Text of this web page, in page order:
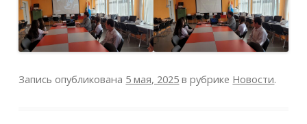
Запись опубликована 5 мая, 2025 в рубрике Новости.